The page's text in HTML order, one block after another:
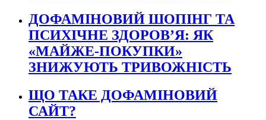
ДОФАМІНОВИЙ ШОПІНГ ТА
ПСИХІЧНЕ ЗДОРОВ’Я: ЯК
«МАЙЖЕ-ПОКУПКИ»
ЗНИЖУЮТЬ ТРИВОЖНІСТЬ
ЩО ТАКЕ ДОФАМІНОВИЙ
САЙТ?